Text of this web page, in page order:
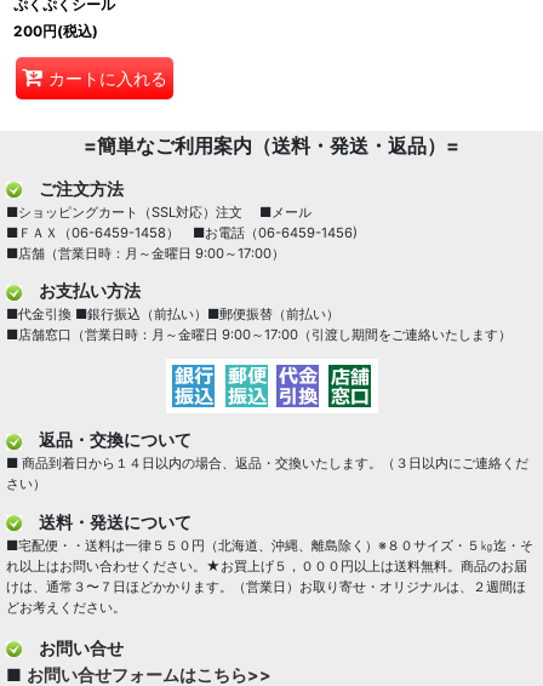
ぷくぷくシール
200円(税込)
カートに入れる
=簡単なご利用案内（送料・発送・返品）=
ご注文方法
■ショッピングカート（SSL対応）注文 ■メール
■ＦＡＸ（06-6459-1458） ■お電話（06-6459-1456)
■店舗（営業日時：月～金曜日 9:00～17:00）
お支払い方法
■代金引換 ■銀行振込（前払い）■郵便振替（前払い）
■店舗窓口（営業日時：月～金曜日 9:00～17:00（引渡し期間をご連絡いたします）
返品・交換について
■ 商品到着日から１４日以内の場合、返品・交換いたします。（３日以内にご連絡くだ
さい）
送料・発送について
■宅配便・・送料は一律５５０円（北海道、沖縄、離島除く）※８０サイズ・５㎏迄・そ
れ以上はお問い合わせください。★お買上げ５，０００円以上は送料無料。商品のお届
けは、通常３〜７日ほどかかります。（営業日）お取り寄せ・オリジナルは、２週間ほ
どお考えください。
お問い合せ
■ お問い合せフォームはこちら>>